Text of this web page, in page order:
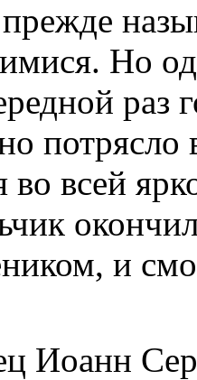
Но
потрясло
всей
и
Иоанн